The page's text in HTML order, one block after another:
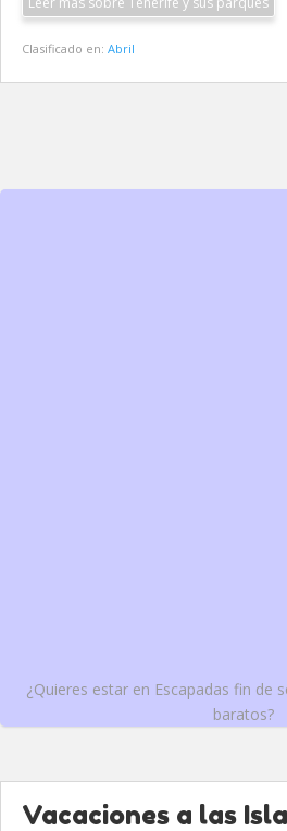
Clasificado en: Abril
¿Quieres estar en Escapadas fin de
baratos?
Vacaciones a las